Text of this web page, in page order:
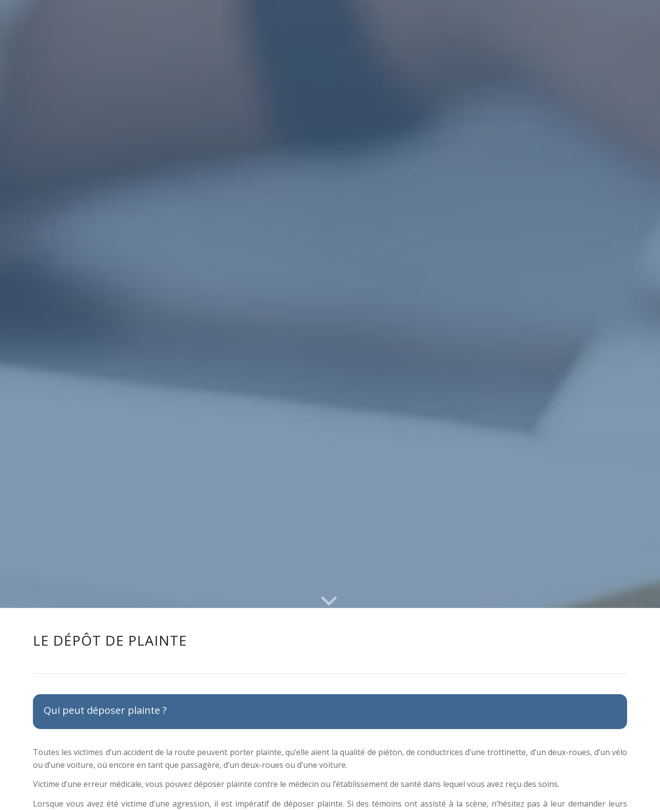
LE DÉPÔT DE PLAINTE
Qui peut déposer plainte ?
Toutes les victimes d’un accident de la route peuvent porter plainte, qu’elle aient la qualité de piéton, de conductrices d’une trottinette, d’un deux-roues, d’un vélo
ou d’une voiture, où encore en tant que passagère, d’un deux-roues ou d’une voiture.
Victime d’une erreur médicale, vous pouvez déposer plainte contre le médecin ou l’établissement de santé dans lequel vous avez reçu des soins.
Lorsque vous avez été victime d’une agression, il est impératif de déposer plainte. Si des témoins ont assisté à la scène, n’hésitez pas à leur demander leurs